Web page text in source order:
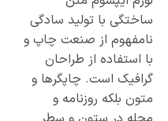
ساختگی با تولید سادگی
نامفهوم از صنعت چاپ و
با استفاده از طراحان
گرافیک است. چاپگرها و
متون بلکه روزنامه و